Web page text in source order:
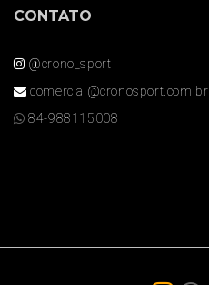
CONTATO
@crono_sport
comercial@cronosport.com.br
84-988115008